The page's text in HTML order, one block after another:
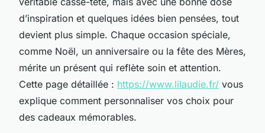
d’inspiration et quelques idées bien pensées, tout
devient plus simple. Chaque occasion spéciale,
comme Noël, un anniversaire ou la fête des Mères,
mérite un présent qui reflète soin et attention.
Cette page détaillée : https://www.lilaudie.fr/ vous
explique comment personnaliser vos choix pour
des cadeaux mémorables.